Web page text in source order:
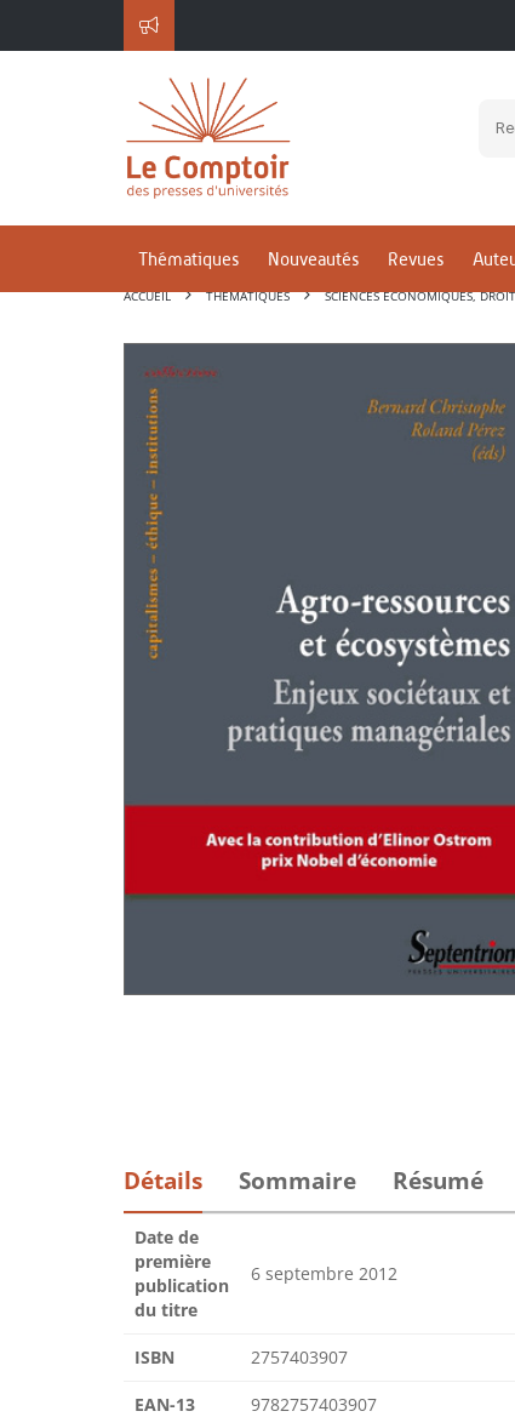
Thématiques Nouveautés Revues
ACCUEIL THÉMATIQUES SCIENCES ÉCONOMIQUES, DROIT
Détails Sommaire Résumé
Date de
première
publication
du titre
6 septembre 2012
ISBN 2757403907
EAN-13 9782757403907